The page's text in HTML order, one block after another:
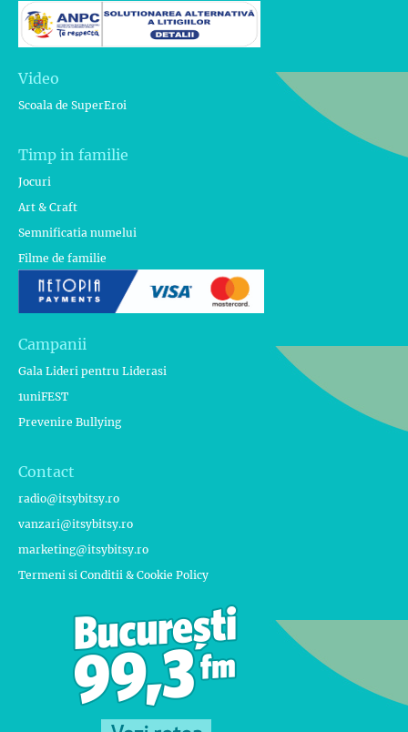
Video
Scoala de SuperEroi
Timp in familie
Jocuri
Art & Craft
Semnificatia numelui
Filme de familie
Campanii
Gala Lideri pentru Liderasi
1uniFEST
Prevenire Bullying
Contact
radio@itsybitsy.ro
vanzari@itsybitsy.ro
marketing@itsybitsy.ro
Termeni si Conditii & Cookie Policy